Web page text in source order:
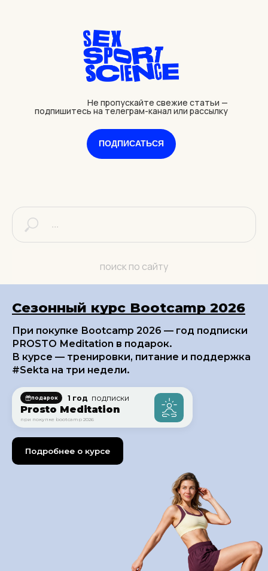
Не пропускайте свежие статьи —
подпишитесь на телеграм-канал или рассылку
ПОДПИСАТЬСЯ
поиск по сайту
Сезонный курс Bootcamp 2026
При покупке Bootcamp 2026 — год подписки
PROSTO Meditation в подарок.
В курсе — тренировки, питание и поддержка
#Sekta на три недели.
подарок 1 год подписки
Prosto Meditation
при покупке bootcamp 2026
Подробнее о курсе